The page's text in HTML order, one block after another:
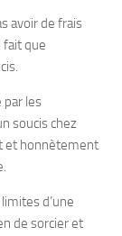
avoir de frais
que
par les
soucis chez
et honnètement
d’une
de sorcier et